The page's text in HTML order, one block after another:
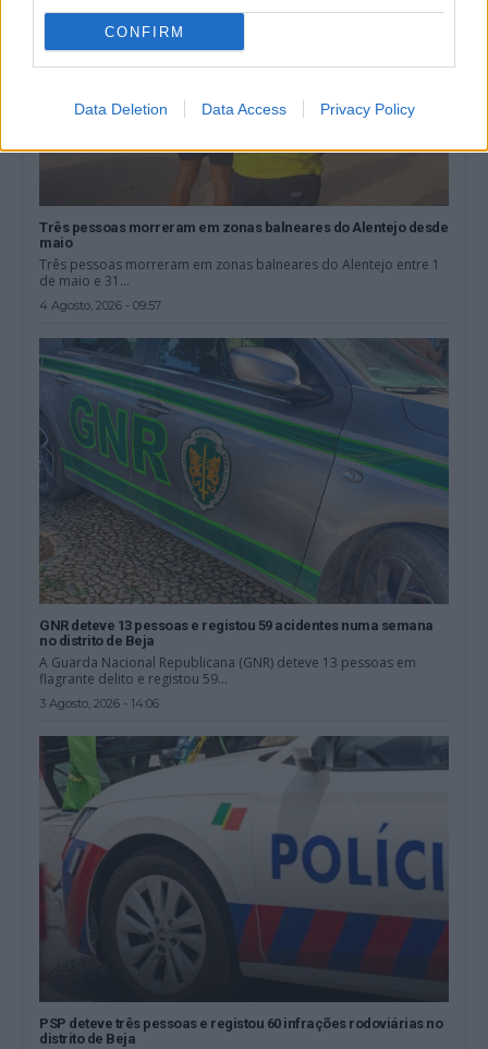
CONFIRM
Data Deletion Data Access Privacy Policy
Três pessoas morreram em zonas balneares do Alentejo desde
maio
Três pessoas morreram em zonas balneares do Alentejo entre 1
de maio e 31...
4 Agosto, 2026 - 09:57
GNR deteve 13 pessoas e registou 59 acidentes numa semana
no distrito de Beja
A Guarda Nacional Republicana (GNR) deteve 13 pessoas em
flagrante delito e registou 59...
3 Agosto, 2026 - 14:06
PSP deteve três pessoas e registou 60 infrações rodoviárias no
distrito de Beja